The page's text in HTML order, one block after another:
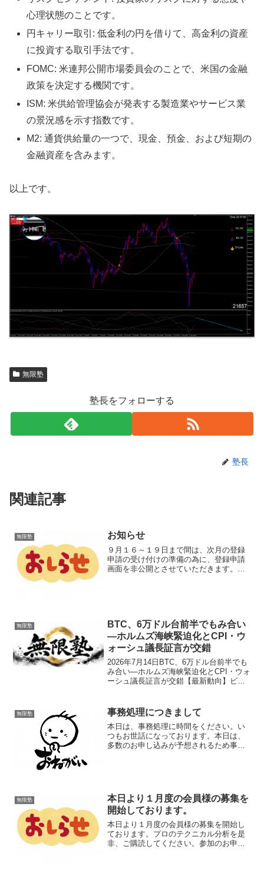
心理状態のことです。
円キャリー取引: 低金利の円を借りて、高金利の資産
に投資する取引手法です。
FOMC: 米連邦公開市場委員会のことで、米国の金融
政策を決定する機関です。
ISM: 米供給管理協会が発表する製造業やサービス業
の景況感を示す指数です。
M2: 通貨供給量の一つで、現金、預金、および短期の
金融資産を含みます。
以上です。
無限塾
塾長をフォローする
塾長
関連記事
無限塾 お知らせ
９月１６～１９日まで間は、次月の登録
申請の受け付けの準備の為に、登録申請
画面を非公開とさせていただきます。１
無限塾
BTC、6万ドル台前半でもみ合い
―ホルムズ海峡緊迫化とCPI・ウ
ォーシュ議長証言が交錯
2026年7月14日BTC、6万ドル台前半でも
み合い―ホルムズ海峡緊迫化とCPI・ウォ
ーシュ議長証言が交錯【最新動向】ビッ
週にかけて一時6万4000ドル台まで...
無限塾 事務処理につきまして
本日は、事務処理に時間をください。い
つもお世話になっております。本日は、
多数のお申し込みが予想されるため事務
無限塾
本日より１月度の会員様の募集を
開始しております。
本日より１月度の会員様の募集を開始し
ております。プロのテクニカル分析を是
非、ご購読してください。参加のお申し